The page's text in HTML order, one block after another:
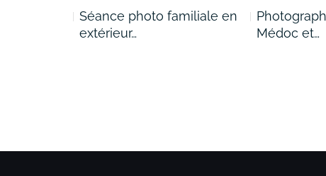
Séance photo familiale en
extérieur…
Médoc et…